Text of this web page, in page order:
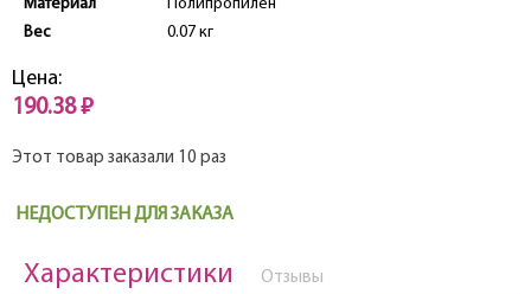
Материал
Полипропилен
Вес
0.07 кг
Цена:
190.38 ₽
Этот товар заказали 10 раз
НЕДОСТУПЕН ДЛЯ ЗАКАЗА
Характеристики Отзывы